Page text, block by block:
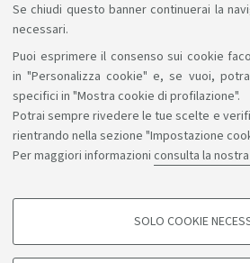
Se chiudi questo banner continuerai la
necessari.
Puoi esprimere il consenso sui cookie
in "Personalizza cookie" e, se vuoi,
specifici in "Mostra cookie di profilazione".
Potrai sempre rivedere le tue scelte e
rientrando nella sezione "Impostazione
Per maggiori informazioni consulta la
COOKIE DI PROFILAZIONE -
SOLO COOKIE
Guarda su YouTube
Seguici su: